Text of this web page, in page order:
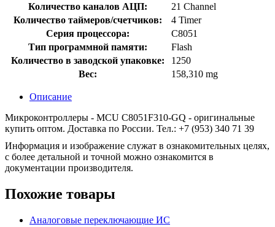
Количество каналов АЦП:
21 Channel
Количество таймеров/счетчиков:
4 Timer
Серия процессора:
C8051
Тип программной памяти:
Flash
Количество в заводской упаковке:
1250
Вес:
158,310 mg
Описание
Микроконтроллеры - MCU C8051F310-GQ - оригинальные
купить оптом. Доставка по России. Тел.: +7 (953) 340 71 39
Информация и изображение служат в ознакомительных целях,
с более детальной и точной можно ознакомится в
документации производителя.
Похожие товары
Аналоговые переключающие ИС